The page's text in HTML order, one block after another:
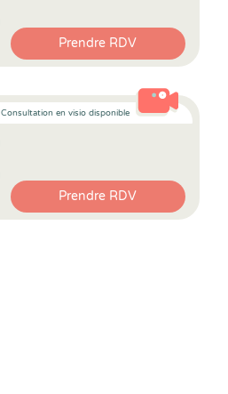
Prendre RDV
Consultation en visio disponible
Prendre RDV